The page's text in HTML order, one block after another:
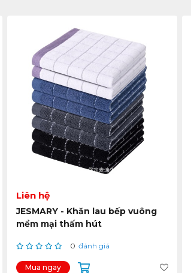
Liên hệ
JESMARY - Khăn lau bếp vuông
mềm mại thấm hút
0 đánh giá
Mua ngay